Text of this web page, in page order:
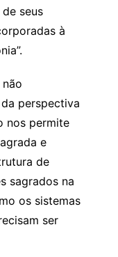
seus
à
perspectiva
nos permite
e
de
sagrados na
os sistemas
ser